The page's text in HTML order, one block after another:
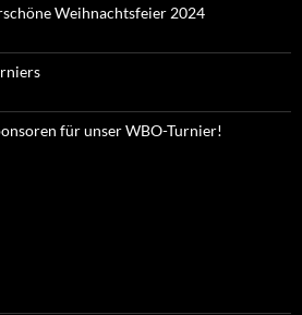
Weihnachtsfeier 2024
für unser WBO-Turnier!